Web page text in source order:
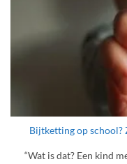
Bijtketting op school?
“Wat is dat? Een kind